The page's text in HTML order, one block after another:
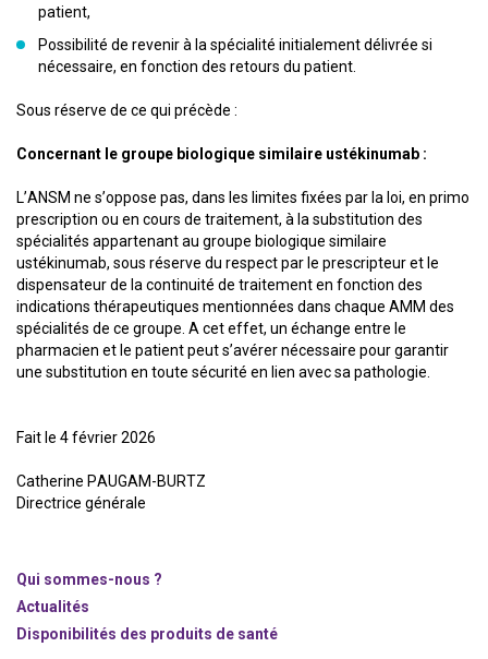
patient,
Possibilité de revenir à la spécialité initialement délivrée si
nécessaire, en fonction des retours du patient.
Sous réserve de ce qui précède :
Concernant le groupe biologique similaire ustékinumab :
L’ANSM ne s’oppose pas, dans les limites fixées par la loi, en primo
prescription ou en cours de traitement, à la substitution des
spécialités appartenant au groupe biologique similaire
ustékinumab, sous réserve du respect par le prescripteur et le
dispensateur de la continuité de traitement en fonction des
indications thérapeutiques mentionnées dans chaque AMM des
spécialités de ce groupe. A cet effet, un échange entre le
pharmacien et le patient peut s’avérer nécessaire pour garantir
une substitution en toute sécurité en lien avec sa pathologie.
Fait le 4 février 2026
Catherine PAUGAM-BURTZ
Directrice générale
Qui sommes-nous ?
Actualités
Disponibilités des produits de santé